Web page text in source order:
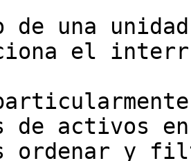
de una
el
de activos
ordenar y